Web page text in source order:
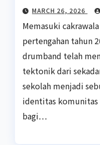
MARCH 26, 2026
Memasuki
pertengahan tahun
drumband telah
tektonik dari
sekolah menjadi
identitas komunitas
bagi…